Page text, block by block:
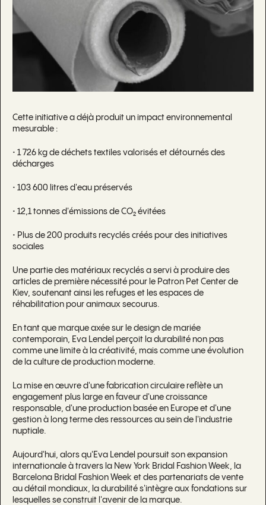
Cette initiative a déjà produit un impact environnemental
mesurable :
• 1 726 kg de déchets textiles valorisés et détournés des
décharges
• 103 600 litres d'eau préservés
• 12,1 tonnes d'émissions de CO₂ évitées
• Plus de 200 produits recyclés créés pour des initiatives
sociales
Une partie des matériaux recyclés a servi à produire des
articles de première nécessité pour le Patron Pet Center de
Kiev, soutenant ainsi les refuges et les espaces de
réhabilitation pour animaux secourus.
En tant que marque axée sur le design de mariée
contemporain, Eva Lendel perçoit la durabilité non pas
comme une limite à la créativité, mais comme une évolution
de la culture de production moderne.
La mise en œuvre d'une fabrication circulaire reflète un
engagement plus large en faveur d'une croissance
responsable, d'une production basée en Europe et d'une
gestion à long terme des ressources au sein de l'industrie
nuptiale.
Aujourd'hui, alors qu'Eva Lendel poursuit son expansion
internationale à travers la New York Bridal Fashion Week, la
Barcelona Bridal Fashion Week et des partenariats de vente
au détail mondiaux, la durabilité s'intègre aux fondations sur
lesquelles se construit l'avenir de la marque.